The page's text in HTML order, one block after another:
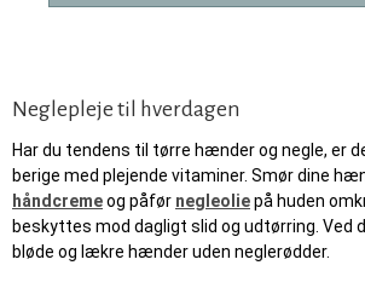
Neglepleje til hverdagen
Har du tendens til tørre hænder og negle, er
berige med plejende vitaminer. Smør dine
håndcremeog påfør negleoliepå huden
beskyttes mod dagligt slid og udtørring. Ved
bløde og lækre hænder uden neglerødder.